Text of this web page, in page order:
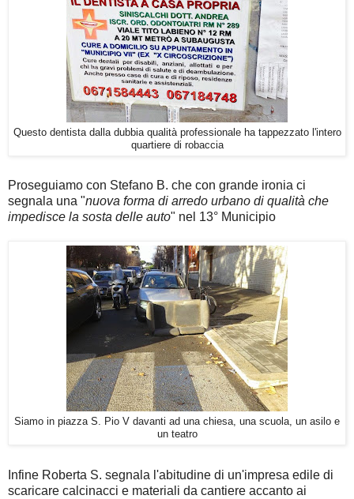
Questo dentista dalla dubbia qualità professionale ha tappezzato l'intero
quartiere di robaccia
Proseguiamo con Stefano B. che con grande ironia ci
segnala una "nuova forma di arredo urbano di qualità che
impedisce la sosta delle auto" nel 13° Municipio
Siamo in piazza S. Pio V davanti ad una chiesa, una scuola, un asilo e
un teatro
Infine Roberta S. segnala l'abitudine di un'impresa edile di
scaricare calcinacci e materiali da cantiere accanto ai